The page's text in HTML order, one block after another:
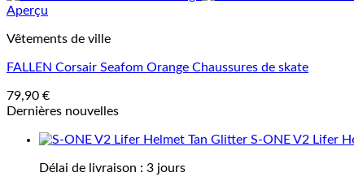
Aperçu
Vêtements de ville
FALLEN Corsair Seafom Orange Chaussures de skate
79,90 €
Dernières nouvelles
S-ONE V2 Lifer
Délai de livraison : 3 jours